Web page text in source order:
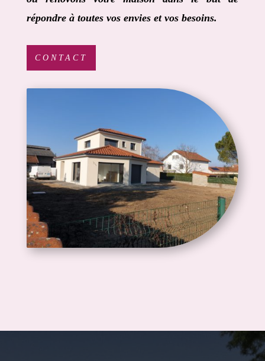
répondre à toutes vos envies et vos besoins.
CONTACT